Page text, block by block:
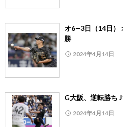
オ6―3日（14日）
勝
2024年4月14日
G大阪、逆転勝ち
2024年4月14日